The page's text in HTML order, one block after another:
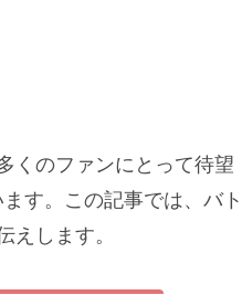
くのファンにとって待望
す。この記事では、バト
えします。